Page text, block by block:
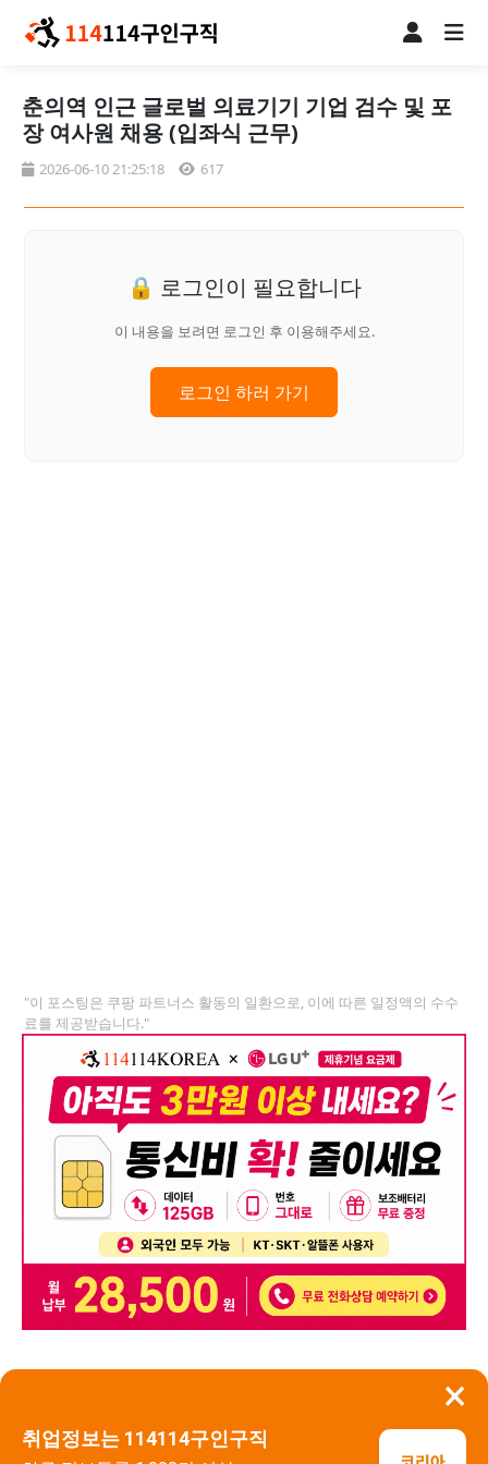
×
취업정보는 114114구인구직
춘의역 인근 글로벌 의료기기 기업 검수 및 포
장 여사원 채용 (입좌식 근무)
2026-06-10 21:25:18 617
🔒 로그인이 필요합니다
이 내용을 보려면 로그인 후 이용해주세요.
로그인 하러 가기
"이 포스팅은 쿠팡 파트너스 활동의 일환으로, 이에 따른 일정액의 수수
료를 제공받습니다."